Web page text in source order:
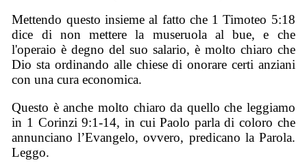
Mettendo questo insieme al fatto che 1 Timoteo 5:18
dice di non mettere la museruola al bue, e che
l'operaio è degno del suo salario, è molto chiaro che
Dio sta ordinando alle chiese di onorare certi anziani
con una cura economica.
Questo è anche molto chiaro da quello che leggiamo
in 1 Corinzi 9:1-14, in cui Paolo parla di coloro che
annunciano l’Evangelo, ovvero, predicano la Parola.
Leggo.